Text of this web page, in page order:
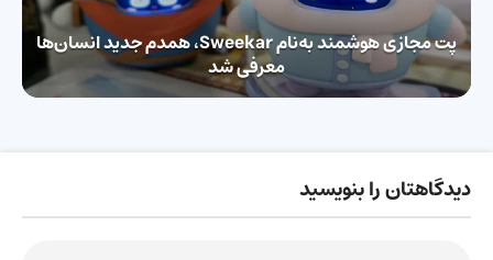
پت مجازی هوشمند به‌نام Sweekar، همدم جدید انسان‌ها
معرفی شد
دیدگاهتان را بنویسید